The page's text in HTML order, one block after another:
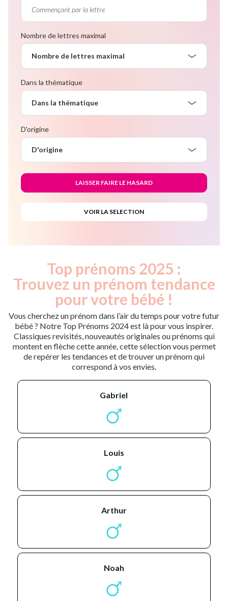
Nombre de lettres maximal
Nombre de lettres maximal
Dans la thématique
Dans la thématique
D'origine
D'origine
Top prénoms 2025 :
Trouvez un prénom tendance
pour votre bébé !
Vous cherchez un prénom dans l’air du temps pour votre futur
bébé ? Notre Top Prénoms 2024 est là pour vous inspirer.
Classiques revisités, nouveautés originales ou prénoms qui
montent en flèche cette année, cette sélection vous permet
de repérer les tendances et de trouver un prénom qui
correspond à vos envies.
gabriel
louis
arthur
noah